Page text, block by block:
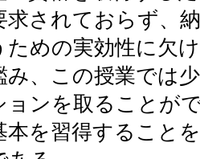
求されておらず、
ための実効性に欠
み、この授業では
ョンを取ることが
本を習得すること